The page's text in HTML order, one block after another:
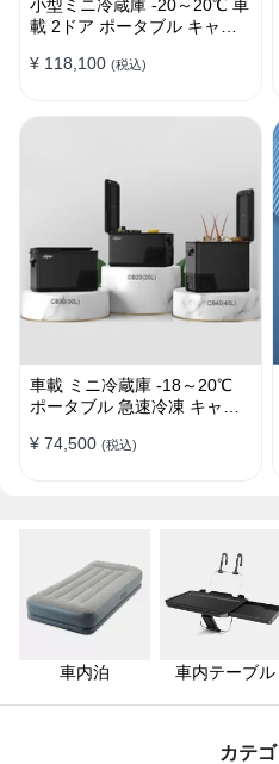
小型ミニ冷蔵庫 -20～20℃ 車
載 2ドア ポータブル キャン
¥ 118,100 (税込)
車載 ミニ冷蔵庫 -18～20℃
ポータブル 急速冷凍 キャン
¥ 74,500 (税込)
車内泊 車内テーブル
カテ